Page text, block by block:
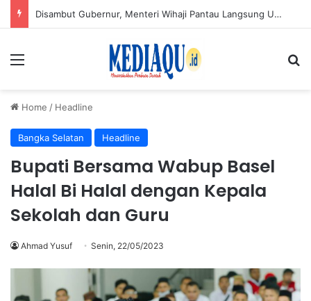
Disambut Gubernur, Menteri Wihaji Pantau Langsung Upaya Cegah Stunting di Babel
Menu
Home / Headline
Bangka Selatan Headline
Bupati Bersama Wabup Basel
Halal Bi Halal dengan Kepala
Sekolah dan Guru
Ahmad Yusuf Senin, 22/05/2023